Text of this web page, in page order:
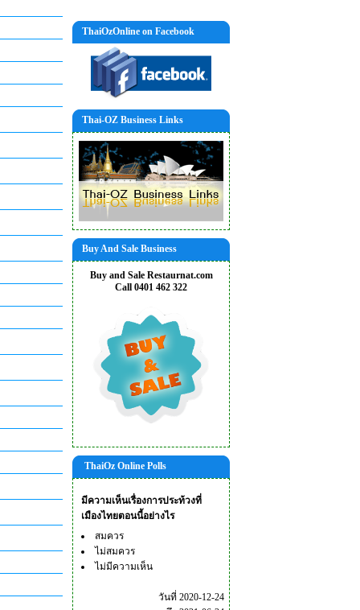
ThaiOzOnline on Facebook
Thai-OZ Business Links
Buy And Sale Business
Buy and Sale Restaurnat.com
Call 0401 462 322
ThaiOz Online Polls
มีความเห็นเรื่องการประท้วงที่
เมืองไทยตอนนี้อย่างไร
สมควร
ไม่สมควร
ไม่มีความเห็น
วันที่ 2020-12-24